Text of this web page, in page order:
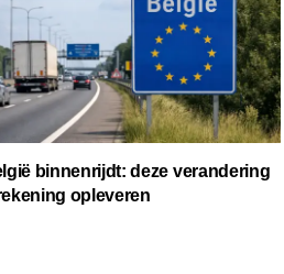
binnenrijdt: deze verandering
opleveren